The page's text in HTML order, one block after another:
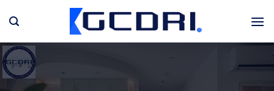
qua
dung